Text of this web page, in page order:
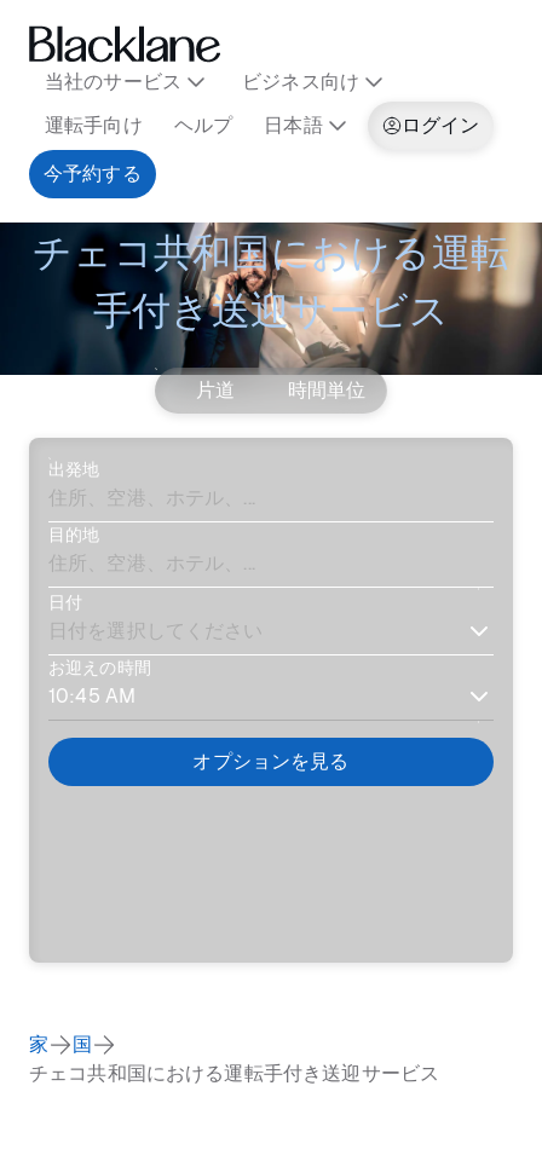
当社のサービス
ビジネス向け
運転手向け
ヘルプ 日本語
ログイン
今予約する
チェコ共和国における運転
手付き送迎サービス
片道 時間単位
出発地
目的地
日付
お迎えの時間
オプションを見る
家
国
チェコ共和国における運転手付き送迎サービス